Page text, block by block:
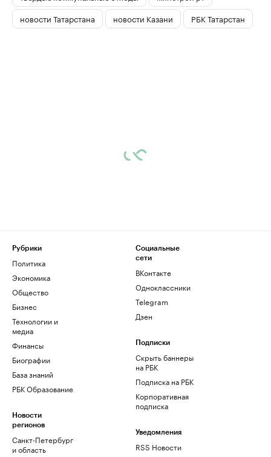
новости Татарстана
новости Казани РБК Татарстан
Рубрики
Политика
Экономика
Общество
Бизнес
Технологии и
медиа
Финансы
Биографии
База знаний
РБК Образование
Новости
регионов
Санкт-Петербург
и область
Социальные
сети
ВКонтакте
Одноклассники
Telegram
Дзен
Подписки
Скрыть баннеры
на РБК
Подписка на РБК
Корпоративная
подписка
Уведомления
RSS Новости